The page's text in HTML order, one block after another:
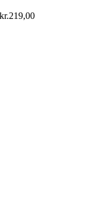
kr.219,00